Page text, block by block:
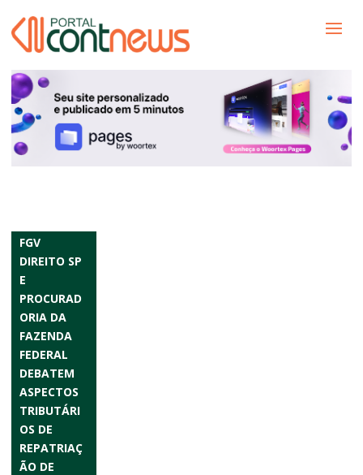
FGV
DIREITO SP
E
PROCURAD
ORIA DA
FAZENDA
FEDERAL
DEBATEM
ASPECTOS
TRIBUTÁRI
OS DE
REPATRIAÇ
ÃO DE